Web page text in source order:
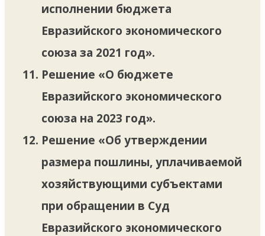
исполнении бюджета
Евразийского экономического
союза за 2021 год».
Решение «О бюджете
Евразийского экономического
союза на 2023 год».
Решение «Об утверждении
размера пошлины, уплачиваемой
хозяйствующими субъектами
при обращении в Суд
Евразийского экономического